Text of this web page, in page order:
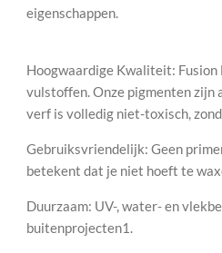
eigenschappen.
Hoogwaardige Kwaliteit:
vulstoffen. Onze pigmenten zijn
verf is volledig niet-toxisch,
Gebruiksvriendelijk: Geen
betekent dat je niet hoeft te
Duurzaam: UV-, water- en
buitenprojecten1.